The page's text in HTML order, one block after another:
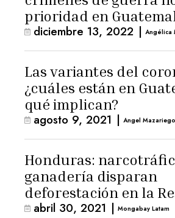
prioridad en
diciembre 13, 2022 | Angélica
Las variantes del
¿cuáles están en
qué implican?
agosto 9, 2021 | Angel
Honduras:
ganadería disparan
deforestación en la
Biosfera de Río Plátano
abril 30, 2021 | Mongabay Latam